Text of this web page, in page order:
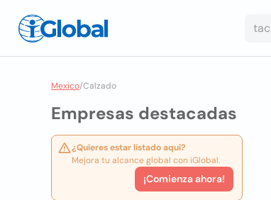
Mexico/Calzado
Empresas destacadas
¿Quieres estar listado aquí?
Mejora tu alcance global con iGlobal.
¡Comienza ahora!